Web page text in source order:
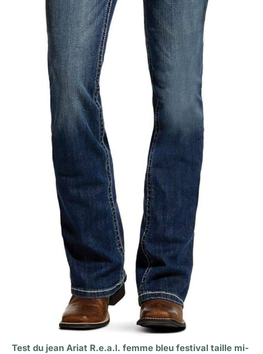
Test du jean Ariat R.e.a.l. femme bleu festival taille mi-